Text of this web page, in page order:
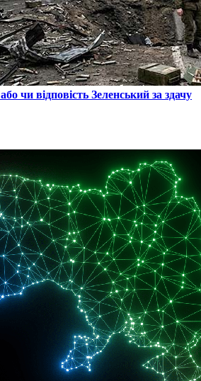
чи відповість Зеленський за здачу